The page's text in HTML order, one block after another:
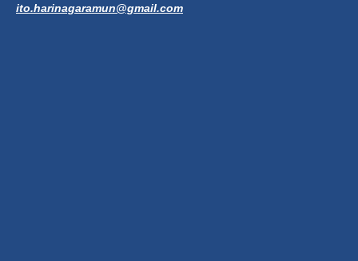
ito.harinagaramun@gmail.com